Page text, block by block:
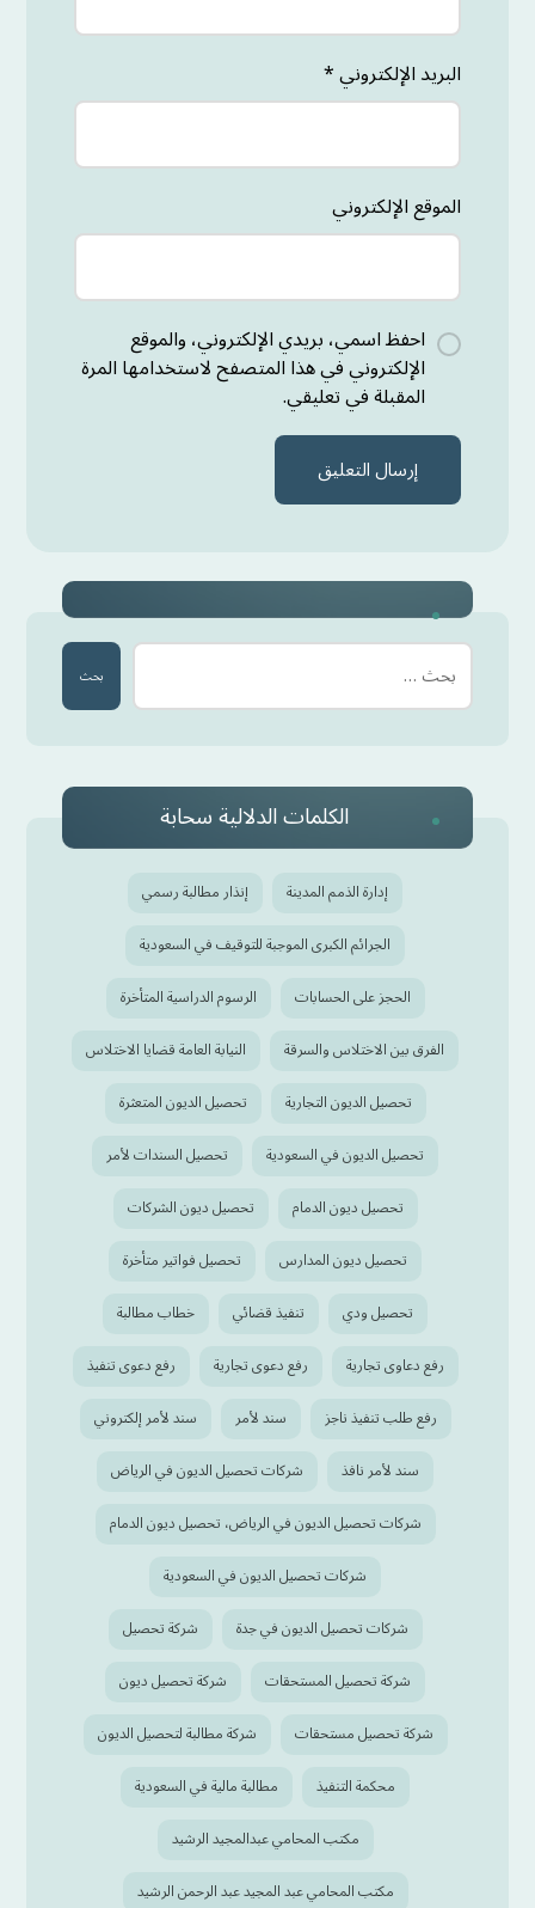
البريد الإلكتروني*
الموقع الإلكتروني
احفظ اسمي، بريدي الإلكتروني، والموقع
الإلكتروني في هذا المتصفح لاستخدامها المرة
المقبلة في تعليقي.
إرسال التعليق
بحث
الكلمات الدلالية سحابة
إدارة الذمم المدينة
إنذار مطالبة رسمي
الجرائم الكبرى الموجبة للتوقيف في السعودية
الحجز على الحسابات
الرسوم الدراسية المتأخرة
الفرق بين الاختلاس والسرقة
النيابة العامة قضايا الاختلاس
تحصيل الديون التجارية
تحصيل الديون المتعثرة
تحصيل الديون في السعودية
تحصيل السندات لأمر
تحصيل ديون الدمام
تحصيل ديون الشركات
تحصيل ديون المدارس
تحصيل فواتير متأخرة
تحصيل ودي
تنفيذ قضائي
خطاب مطالبة
رفع دعاوى تجارية
رفع دعوى تجارية
رفع دعوى تنفيذ
رفع طلب تنفيذ ناجز
سند لأمر
سند لأمر إلكتروني
سند لأمر نافذ
شركات تحصيل الديون في الرياض
شركات تحصيل الديون في الرياض، تحصيل ديون الدمام
شركات تحصيل الديون في السعودية
شركات تحصيل الديون في جدة
شركة تحصيل
شركة تحصيل المستحقات
شركة تحصيل ديون
شركة تحصيل مستحقات
شركة مطالبة لتحصيل الديون
محكمة التنفيذ
مطالبة مالية في السعودية
مكتب المحامي عبدالمجيد الرشيد
مكتب المحامي عبد المجيد عبد الرحمن الرشيد